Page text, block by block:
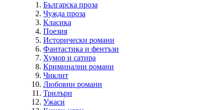
Българска проза
Чужда проза
Класика
Поезия
Исторически романи
Фантастика и фентъзи
Хумор и сатира
Криминални романи
Чиклит
Любовни романи
Трилъри
Ужаси